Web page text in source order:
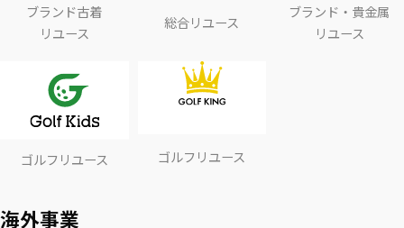
ブランド古着
リユース
総合リユース
ブランド・貴金属
リユース
ゴルフリユース ゴルフリユース
海外事業